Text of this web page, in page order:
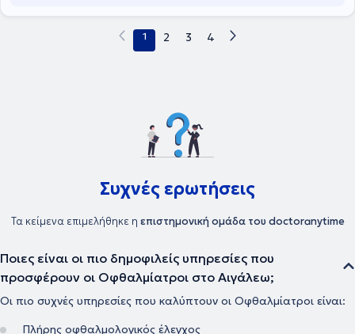
είναι η διαρκής συμμετοχή της σε συνέδρια με ανακοινώσεις και
διαλέξεις, όπως και η συμμετοχή της στο 1st Eastern European
να σημειωθεί ότι εξειδικεύεται στο laser μυωπίας, στην χειρουργική
καταρράκτη και στην ωχρά κηλίδα.
1 2 3 4
Συχνές ερωτήσεις
Τα κείμενα επιμελήθηκε η επιστημονική ομάδα του doctoranytime
Ποιες είναι οι πιο δημοφιλείς υπηρεσίες που
προσφέρουν οι Οφθαλμίατροι στο Αιγάλεω;
Οι πιο συχνές υπηρεσίες που καλύπτουν οι Οφθαλμίατροι είναι:
Πλήρης οφθαλμολογικός έλεγχος